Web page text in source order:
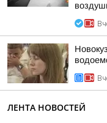
ЛЕНТА НОВОСТЕЙ